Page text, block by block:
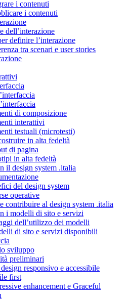
i contenuti
i contenuti
dell’interazione
definire l’interazione
tra scenari e user stories
di composizione
interattivi
testuali (microtesti)
in alta fedeltà
di pagina
in alta fedeltà
il design system .italia
del design system
operative
contribuire al design system .italia
i modelli di sito e servizi
dell’utilizzo dei modelli
di sito e servizi disponibili
sviluppo
preliminari
responsivo e accessibile
first
enhancement e Graceful